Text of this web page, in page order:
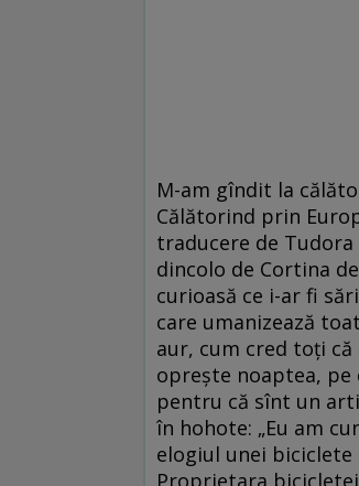
M-am gîndit la
Călătorind prin
traducere de Tudora
dincolo de Cortina
curioasă ce i-ar fi
care umanizează
aur, cum cred toți
oprește noaptea, pe
pentru că sînt un
în hohote: „Eu am
elogiul unei biciclete
Proprietara